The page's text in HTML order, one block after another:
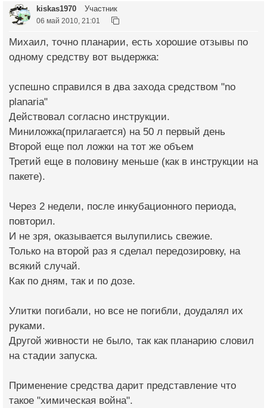
kiskas1970 Участник
06 май 2010, 21:01
Михаил, точно планарии, есть хорошие отзывы по
одному средству вот выдержка:
успешно справился в два захода средством "no
planaria"
Действовал согласно инструкции.
Миниложка(прилагается) на 50 л первый день
Второй еще пол ложки на тот же объем
Третий еще в половину меньше (как в инструкции на
пакете).
Через 2 недели, после инкубационного периода,
повторил.
И не зря, оказывается вылупились свежие.
Только на второй раз я сделал передозировку, на
всякий случай.
Как по дням, так и по дозе.
Улитки погибали, но все не погибли, доудалял их
руками.
Другой живности не было, так как планарию словил
на стадии запуска.
Применение средства дарит представление что
такое "химическая война".